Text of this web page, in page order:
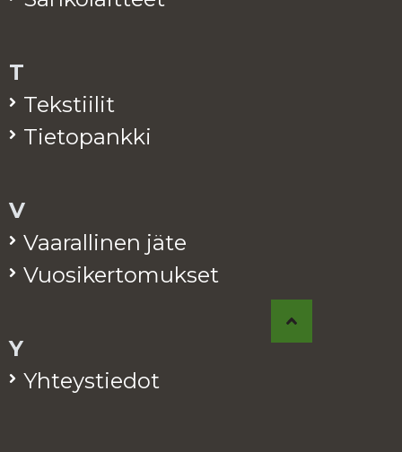
T
Teks­tii­lit
Tie­to­pank­ki
V
Vaa­ral­li­nen jäte
Vuo­si­ker­to­muk­set
Y
Yh­teys­tie­dot